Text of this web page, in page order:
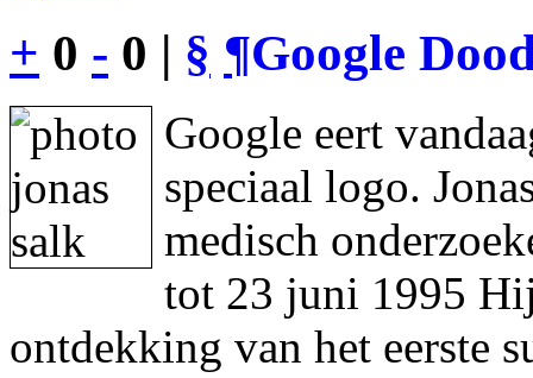
+ 0 - 0 | § ¶Google
Google eert
speciaal logo.
medisch
tot 23 juni 1995
ontdekking van het eerste